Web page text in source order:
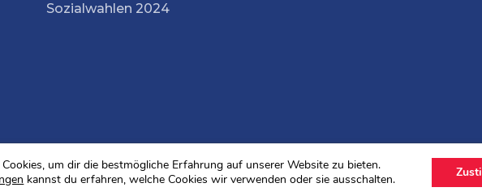
Sozialwahlen 2024
um dir die bestmögliche Erfahrung auf unserer Website zu bieten.
kannst du erfahren, welche Cookies wir verwenden oder sie ausschalten.